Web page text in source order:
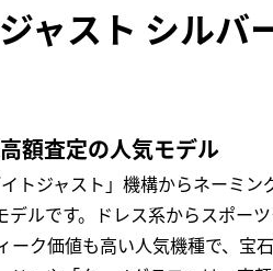
ャスト シル
額査定の人気モデル
トジャスト」機構からネーミ
ルです。ドレス系からスポー
ク価値も高い人気機種で、